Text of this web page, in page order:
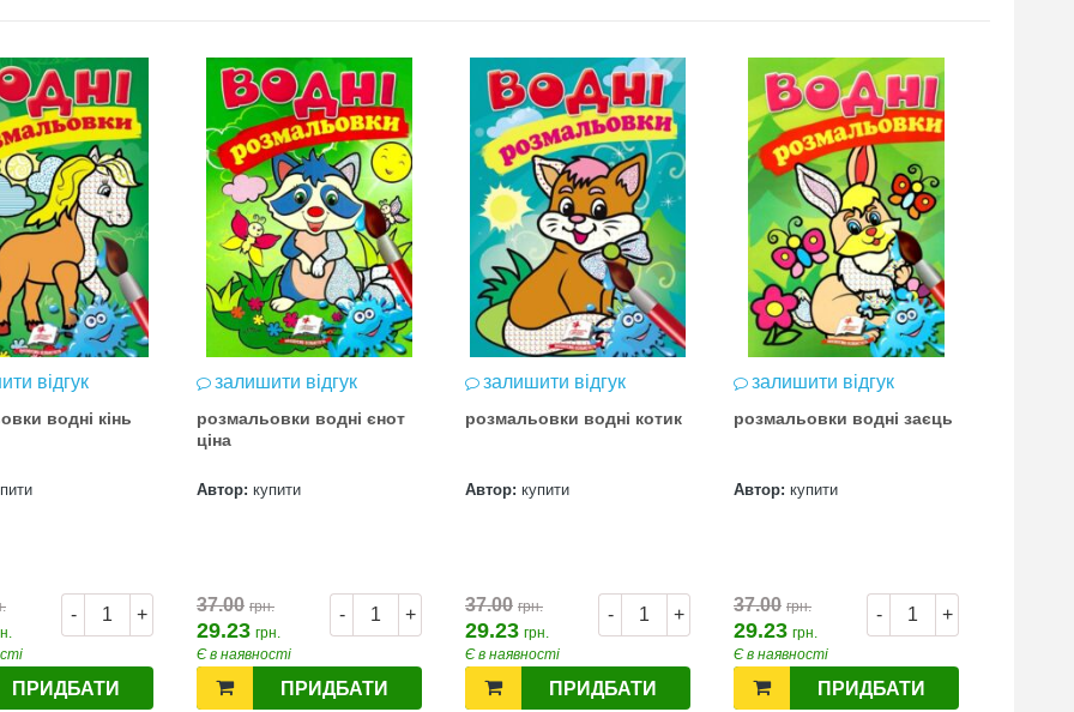
відгук
водні кінь
- +
ПРИДБАТИ
залишити відгук
розмальовки водні єнот
ціна
Автор: купити
- +
37.00 грн.
29.23 грн.
Є в наявності
ПРИДБАТИ
залишити відгук
розмальовки водні котик
Автор: купити
- +
37.00 грн.
29.23 грн.
Є в наявності
ПРИДБАТИ
залишити відгук
розмальовки водні заєць
Автор: купити
- +
37.00 грн.
29.23 грн.
Є в наявності
ПРИДБАТИ